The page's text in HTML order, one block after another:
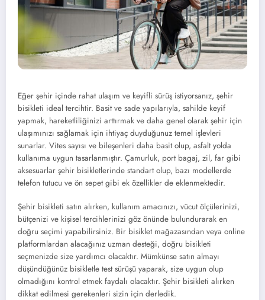
Eğer şehir içinde rahat ulaşım ve keyifli sürüş istiyorsanız, şehir
bisikleti ideal tercihtir. Basit ve sade yapılarıyla, sahilde keyif
yapmak, hareketliliğinizi arttırmak ve daha genel olarak şehir için
ulaşımınızı sağlamak için ihtiyaç duyduğunuz temel işlevleri
sunarlar. Vites sayısı ve bileşenleri daha basit olup, asfalt yolda
kullanıma uygun tasarlanmıştır. Çamurluk, port bagaj, zil, far gibi
aksesuarlar şehir bisikletlerinde standart olup, bazı modellerde
telefon tutucu ve ön sepet gibi ek özellikler de eklenmektedir.
Şehir bisikleti satın alırken, kullanım amacınızı, vücut ölçülerinizi,
bütçenizi ve kişisel tercihlerinizi göz önünde bulundurarak en
doğru seçimi yapabilirsiniz. Bir bisiklet mağazasından veya online
platformlardan alacağınız uzman desteği, doğru bisikleti
seçmenizde size yardımcı olacaktır. Mümkünse satın almayı
düşündüğünüz bisikletle test sürüşü yaparak, size uygun olup
olmadığını kontrol etmek faydalı olacaktır. Şehir bisikleti alırken
dikkat edilmesi gerekenleri sizin için derledik.